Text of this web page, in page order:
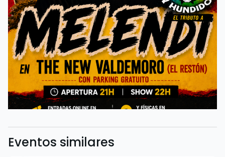
Eventos similares